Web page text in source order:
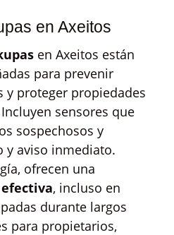
en Axeitos
en Axeitos están
para prevenir
y proteger propiedades
sensores que
sospechosos y
y aviso inmediato.
ofrecen una
, incluso en
durante largos
para propietarios,